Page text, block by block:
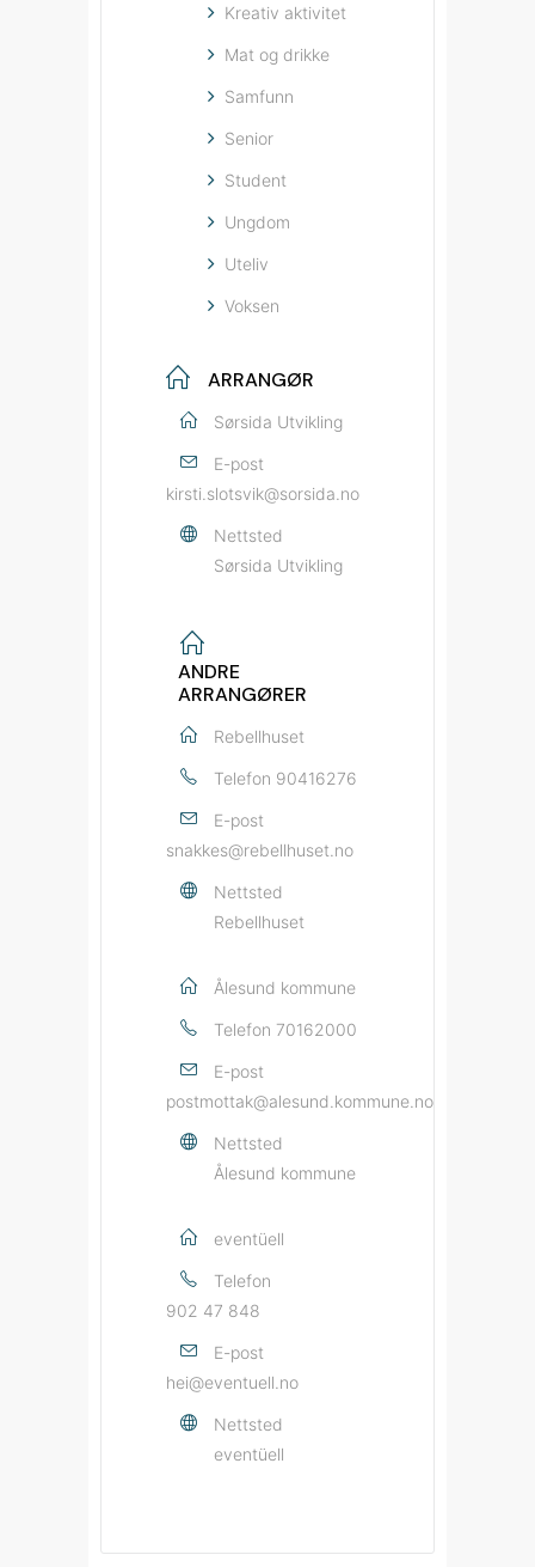
Kreativ aktivitet
Mat og drikke
Samfunn
Senior
Student
Ungdom
Uteliv
Voksen
ARRANGØR
Sørsida Utvikling
E-post
kirsti.slotsvik@sorsida.no
Nettsted
Sørsida Utvikling
ANDRE
ARRANGØRER
Rebellhuset
Telefon 90416276
E-post
snakkes@rebellhuset.no
Nettsted
Rebellhuset
Ålesund kommune
Telefon 70162000
E-post
postmottak@alesund.kommune.no
Nettsted
Ålesund kommune
eventüell
Telefon
902 47 848
E-post
hei@eventuell.no
Nettsted
eventüell